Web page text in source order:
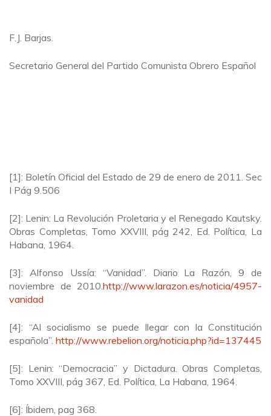
F.J. Barjas.
Secretario General del Partido Comunista Obrero Español
[1]: Boletín Oficial del Estado de 29 de enero de 2011. Sec
I Pág 9.506
[2]: Lenin: La Revolución Proletaria y el Renegado Kautsky.
Obras Completas, Tomo XXVIII, pág 242, Ed. Política, La
Habana, 1964.
[3]: Alfonso Ussía: “Vanidad”. Diario La Razón, 9 de
noviembre de 2010. http://www.larazon.es/noticia/4957-
vanidad
[4]: “Al socialismo se puede llegar con la Constitución
española”. http://www.rebelion.org/noticia.php?id=137445
[5]: Lenin: “Democracia” y Dictadura. Obras Completas,
Tomo XXVIII, pág 367, Ed. Política, La Habana, 1964.
[6]: Íbidem, pag 368.